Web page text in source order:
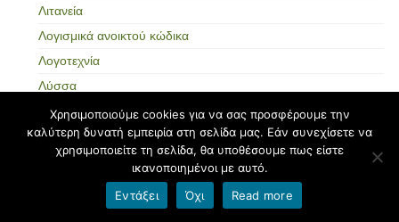
Λιτανεία
Λογισμικά ανοικτού κώδικα
Λογοτεχνία
Λύσσα
Μ.Ν.Α.Ε. (Μια Νέα Αρχή στα ΕΠΑ.Λ.)
Μαθήματα ΕΝΕΕΓΥΛ
Μαθήματα ΕΠΑ.Λ.
Μαθήματα Ι.Ε.Κ.
Μαθήματα Π.ΕΠΑ.Λ.
Χρησιμοποιούμε cookies για να σας προσφέρουμε την
καλύτερη δυνατή εμπειρία στη σελίδα μας. Εάν συνεχίσετε να
χρησιμοποιείτε τη σελίδα, θα υποθέσουμε πως είστε
ικανοποιημένοι με αυτό.
Εντάξει
Όχι Read more